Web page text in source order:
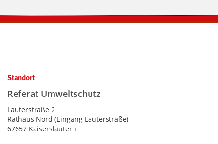
Standort
Referat Umweltschutz
Lauterstraße 2
Rathaus Nord (Eingang Lauterstraße)
67657 Kaiserslautern